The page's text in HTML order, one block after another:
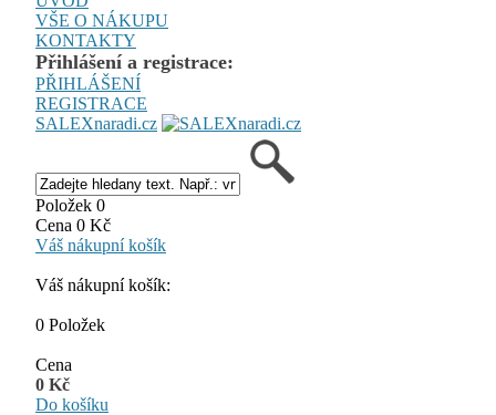
VŠE O NÁKUPU
KONTAKTY
Přihlášení a registrace:
PŘIHLÁŠENÍ
REGISTRACE
SALEXnaradi.cz
Položek 0
Cena 0 Kč
Váš nákupní košík
Váš nákupní košík:
0 Položek
Cena
0 Kč
Do košíku